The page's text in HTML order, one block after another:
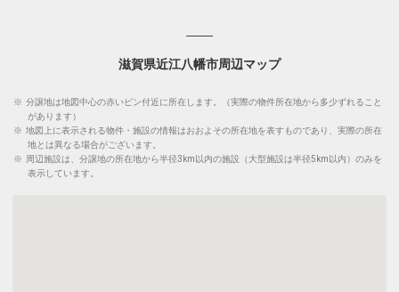
滋賀県近江八幡市周辺マップ
※ 分譲地は地図中心の赤いピン付近に所在します。（実際の物件所在地から多少ずれること
があります）
※ 地図上に表示される物件・施設の情報はおおよその所在地を表すものであり、実際の所在
地とは異なる場合がございます。
※ 周辺施設は、分譲地の所在地から半径3km以内の施設（大型施設は半径5km以内）のみを
表示しています。